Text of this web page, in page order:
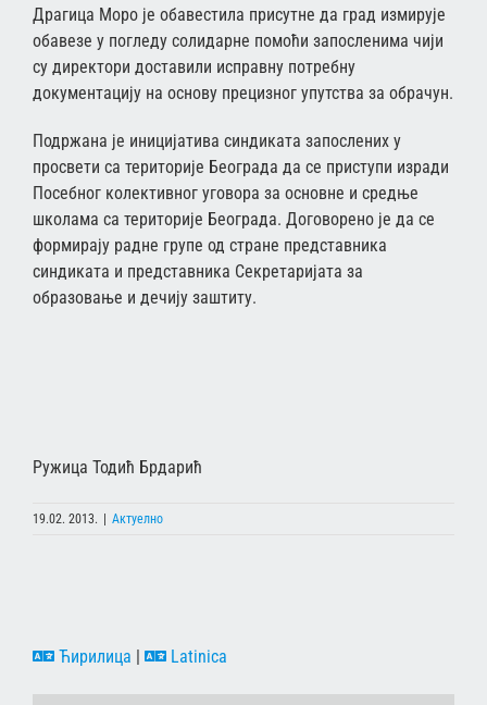
Драгица Моро је обавестила присутне да град измирује
обавезе у погледу солидарне помоћи запосленима чији
су директори доставили исправну потребну
документацију на основу прецизног упутства за обрачун.
Подржана је иницијатива синдиката запослених у
просвети са територије Београда да се приступи изради
Посебног колективног уговора за основне и средње
школама са територије Београда. Договорено је да се
формирају радне групе од стране представника
синдиката и представника Секретаријата за
образовање и дечију заштиту.
Ружица Тодић Брдарић
19.02. 2013. | Актуелно
Ћирилица | Latinica